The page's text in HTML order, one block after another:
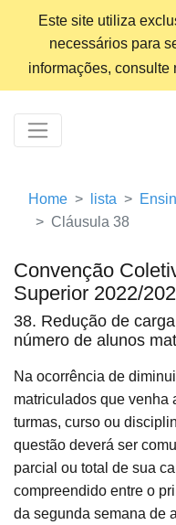
Este site utiliza
necessários para
informações, consulte
Home lista
Cláusula 38
Convenção
Superior 2022/
38. Redução de
número de alunos
Na ocorrência de
matriculados que venha
turmas, curso ou
questão deverá ser
parcial ou total de sua
compreendido entre o
da segunda semana de